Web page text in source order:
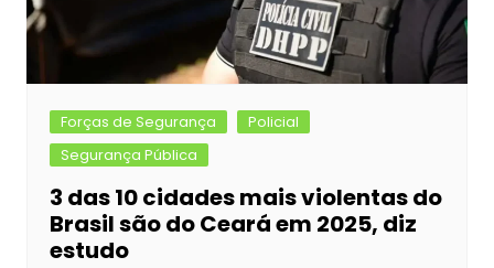
Forças de Segurança
Policial
Segurança Pública
3 das 10 cidades mais violentas do
Brasil são do Ceará em 2025, diz
estudo